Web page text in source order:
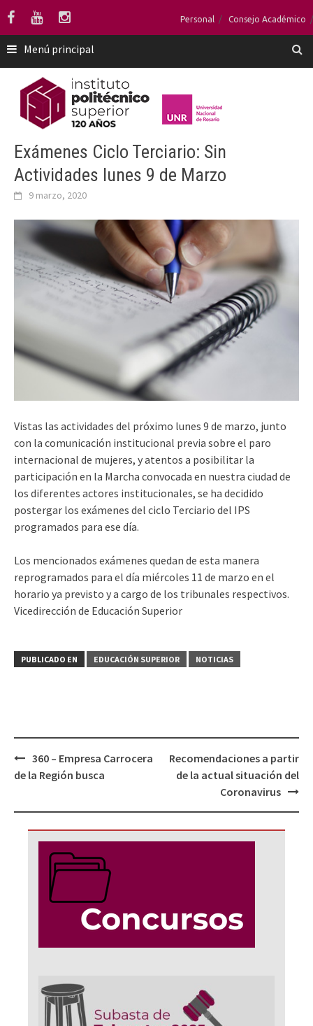
Saltar
contenido
Personal Consejo Académico
Menú principal
Exámenes Ciclo Terciario: Sin
Actividades lunes 9 de Marzo
9 marzo, 2020
Vistas las actividades del próximo lunes 9 de marzo, junto
con la comunicación institucional previa sobre el paro
internacional de mujeres, y atentos a posibilitar la
participación en la Marcha convocada en nuestra ciudad de
los diferentes actores institucionales, se ha decidido
postergar los exámenes del ciclo Terciario del IPS
programados para ese día.
Los mencionados exámenes quedan de esta manera
reprogramados para el día miércoles 11 de marzo en el
horario ya previsto y a cargo de los tribunales respectivos.
Vicedirección de Educación Superior
PUBLICADO EN EDUCACIÓN SUPERIOR NOTICIAS
Navegación
de
360 – Empresa Carrocera
de la Región busca
Recomendaciones a partir
de la actual situación del
Coronavirus